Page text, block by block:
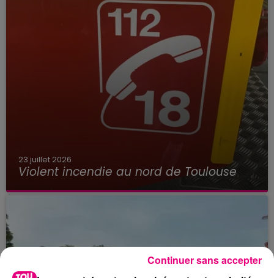
23 juillet 2026
Violent incendie au nord de Toulouse
Continuer sans accepter